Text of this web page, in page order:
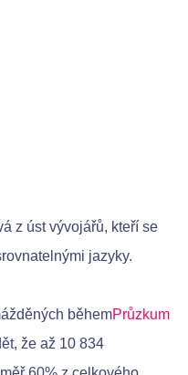
z úst vývojářů, kteří se
jazyky.
běhemPrůzkum
že až 10 834